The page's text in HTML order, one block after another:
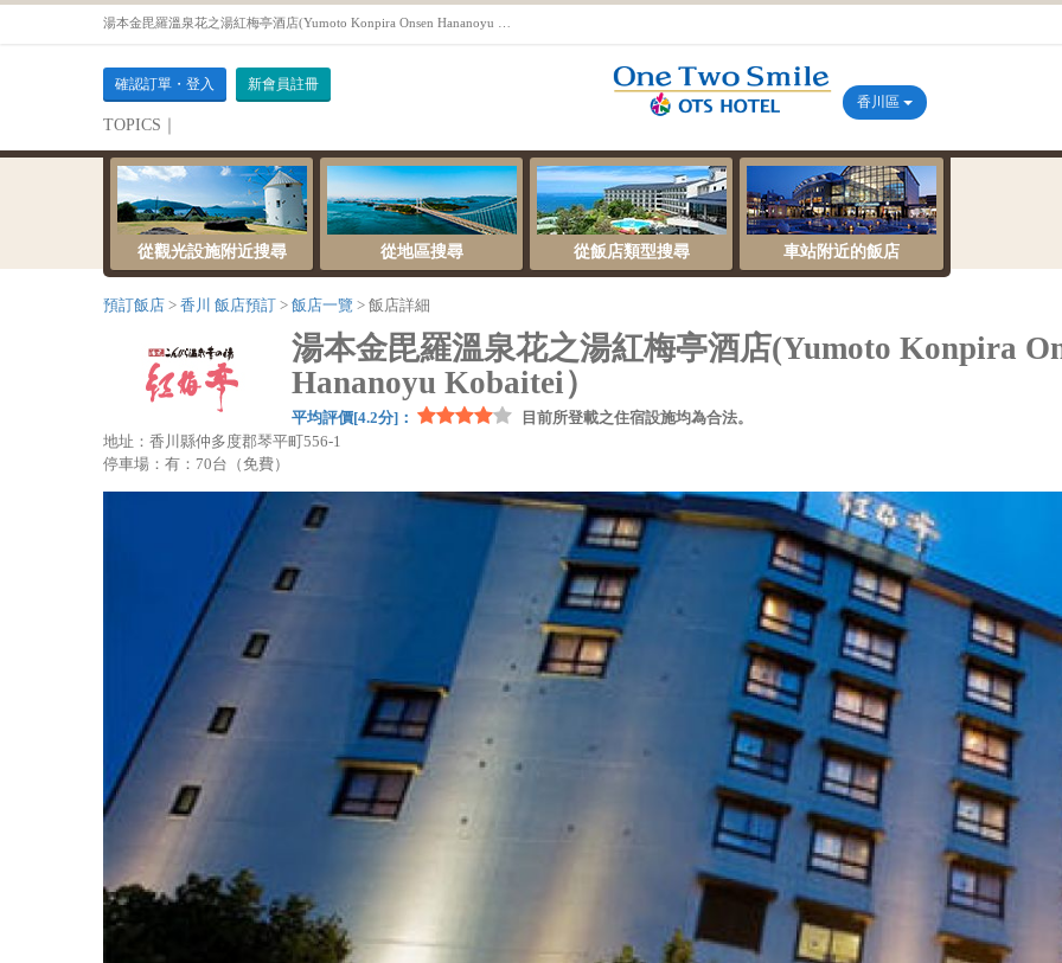
確認訂單・登入 新會員註冊
TOPICS｜
伺服器維護公告
香川區
從觀光設施附近搜尋 從地區搜尋 從飯店類型搜尋 車站附近的飯店
預訂飯店 香川 飯店預訂 飯店一覽 飯店詳細
湯本金毘羅溫泉花之湯紅梅亭酒​​店(Yumoto Konpira
Hananoyu Kobaitei）
平均評價[4.2分]：
目前所登載之住宿設施均為合法。
地址：香川縣仲多度郡琴平町556-1
停車場：有：70台（免費）